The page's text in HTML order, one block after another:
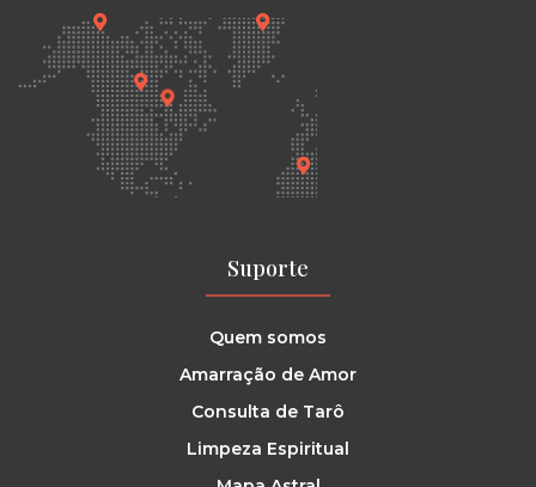
Suporte
Quem somos
Amarração de Amor
Consulta de Tarô
Limpeza Espiritual